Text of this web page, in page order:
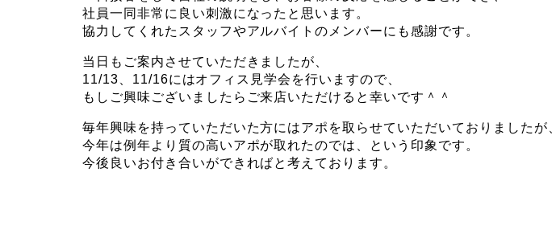
社員一同非常に良い刺激になったと思います。
協力してくれたスタッフやアルバイトのメンバーにも感謝です。
当日もご案内させていただきましたが、
11/13、11/16にはオフィス見学会を行いますので、
もしご興味ございましたらご来店いただけると幸いです＾＾
毎年興味を持っていただいた方にはアポを取らせていただいておりましたが、
今年は例年より質の高いアポが取れたのでは、という印象です。
今後良いお付き合いができればと考えております。